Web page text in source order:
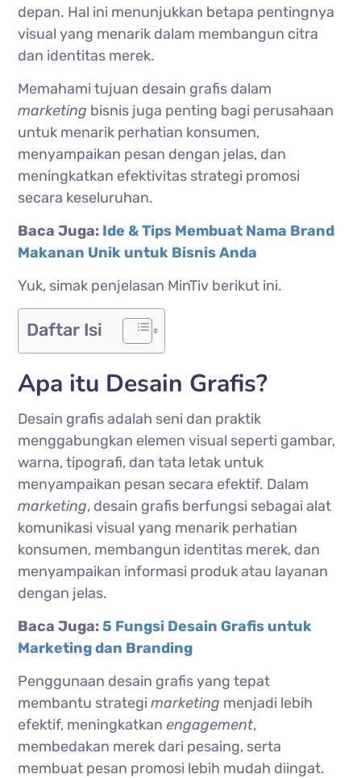
depan. Hal ini menunjukkan betapa pentingnya
visual yang menarik dalam membangun citra
dan identitas merek.
Memahami tujuan desain grafis dalam
marketing bisnis juga penting bagi perusahaan
untuk menarik perhatian konsumen,
menyampaikan pesan dengan jelas, dan
meningkatkan efektivitas strategi promosi
secara keseluruhan.
Baca Juga: Ide & Tips Membuat Nama Brand
Makanan Unik untuk Bisnis Anda
Yuk, simak penjelasan MinTiv berikut ini.
Daftar Isi
Apa itu Desain Grafis?
Desain grafis adalah seni dan praktik
menggabungkan elemen visual seperti gambar,
warna, tipografi, dan tata letak untuk
menyampaikan pesan secara efektif. Dalam
marketing, desain grafis berfungsi sebagai alat
komunikasi visual yang menarik perhatian
konsumen, membangun identitas merek, dan
menyampaikan informasi produk atau layanan
dengan jelas.
Baca Juga: 5 Fungsi Desain Grafis untuk
Marketing dan Branding
Penggunaan desain grafis yang tepat
membantu strategimarketing menjadi lebih
efektif, meningkatkan engagement,
membedakan merek dari pesaing, serta
membuat pesan promosi lebih mudah diingat.